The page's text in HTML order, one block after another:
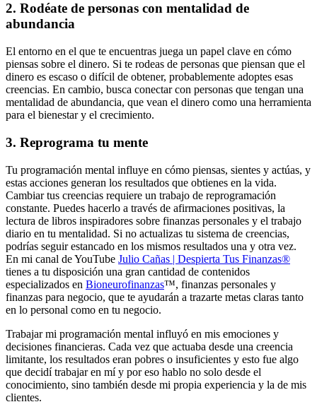
2. Rodéate de personas con mentalidad de
abundancia
El entorno en el que te encuentras juega un papel clave en cómo
piensas sobre el dinero. Si te rodeas de personas que piensan que el
dinero es escaso o difícil de obtener, probablemente adoptes esas
creencias. En cambio, busca conectar con personas que tengan una
mentalidad de abundancia, que vean el dinero como una herramienta
para el bienestar y el crecimiento.
3. Reprograma tu mente
Tu programación mental influye en cómo piensas, sientes y actúas, y
estas acciones generan los resultados que obtienes en la vida.
Cambiar tus creencias requiere un trabajo de reprogramación
constante. Puedes hacerlo a través de afirmaciones positivas, la
lectura de libros inspiradores sobre finanzas personales y el trabajo
diario en tu mentalidad. Si no actualizas tu sistema de creencias,
podrías seguir estancado en los mismos resultados una y otra vez.
En mi canal de YouTube Julio Cañas | Despierta Tus Finanzas®
tienes a tu disposición una gran cantidad de contenidos
especializados en Bioneurofinanzas™, finanzas personales y
finanzas para negocio, que te ayudarán a trazarte metas claras tanto
en lo personal como en tu negocio.
Trabajar mi programación mental influyó en mis emociones y
decisiones financieras. Cada vez que actuaba desde una creencia
limitante, los resultados eran pobres o insuficientes y esto fue algo
que decidí trabajar en mí y por eso hablo no solo desde el
conocimiento, sino también desde mi propia experiencia y la de mis
clientes.